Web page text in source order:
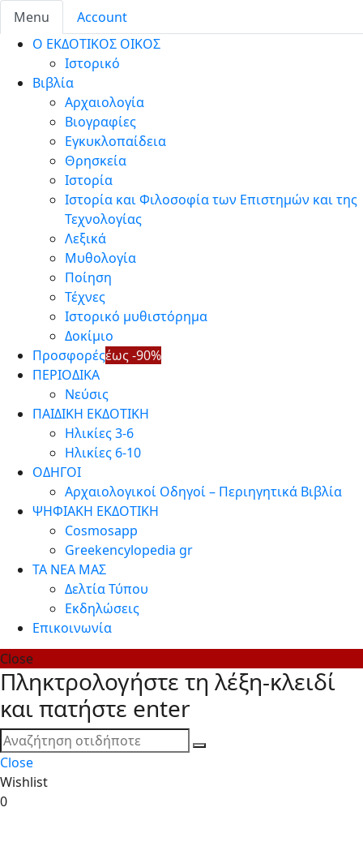
Menu
Account
Ο ΕΚΔΟΤΙΚΟΣ ΟΙΚΟΣ
Ιστορικό
Βιβλία
Αρχαιολογία
Βιογραφίες
Εγκυκλοπαίδεια
Θρησκεία
Ιστορία
Ιστορία και Φιλοσοφία των Επιστημών και της
Τεχνολογίας
Λεξικά
Μυθολογία
Ποίηση
Τέχνες
Ιστορικό μυθιστόρημα
Δοκίμιο
Προσφορέςέως -90%
ΠΕΡΙΟΔΙΚΑ
Νεύσις
ΠΑΙΔΙΚΗ ΕΚΔΟΤΙΚΗ
Ηλικίες 3-6
Ηλικίες 6-10
ΟΔΗΓΟΙ
Αρχαιολογικοί Οδηγοί – Περιηγητικά Βιβλία
ΨΗΦΙΑΚΗ ΕΚΔΟΤΙΚΗ
Cosmosapp
Greekencylopedia gr
ΤΑ ΝΕΑ ΜΑΣ
Δελτία Τύπου
Εκδηλώσεις
Επικοινωνία
Close
Πληκτρολογήστε τη λέξη-κλειδί
και πατήστε enter
Close
Wishlist
0